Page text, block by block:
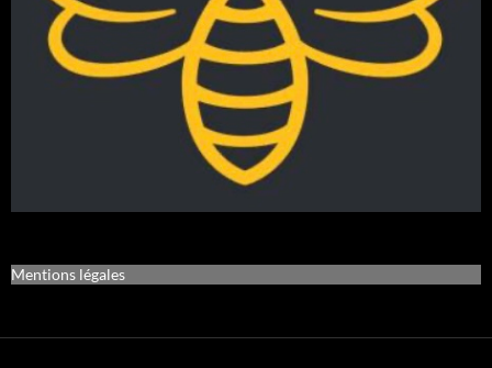
Mentions légales